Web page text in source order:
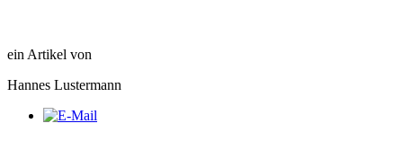
ein Artikel von
Hannes Lustermann